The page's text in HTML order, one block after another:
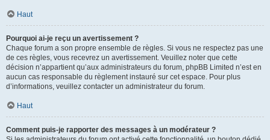
Haut
Pourquoi ai-je reçu un avertissement ?
Chaque forum a son propre ensemble de règles. Si vous ne respectez pas une
de ces règles, vous recevrez un avertissement. Veuillez noter que cette
décision n’appartient qu’aux administrateurs du forum, phpBB Limited n’est en
aucun cas responsable du règlement instauré sur cet espace. Pour plus
d’informations, veuillez contacter un administrateur du forum.
Haut
Comment puis-je rapporter des messages à un modérateur ?